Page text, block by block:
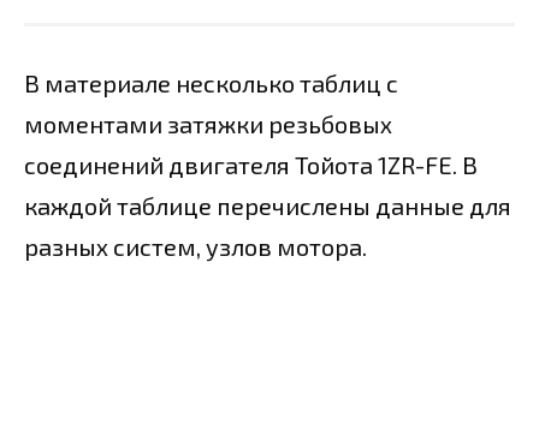
В материале несколько таблиц с
моментами затяжки резьбовых
соединений двигателя Тойота 1ZR-FE. В
каждой таблице перечислены данные для
разных систем, узлов мотора.